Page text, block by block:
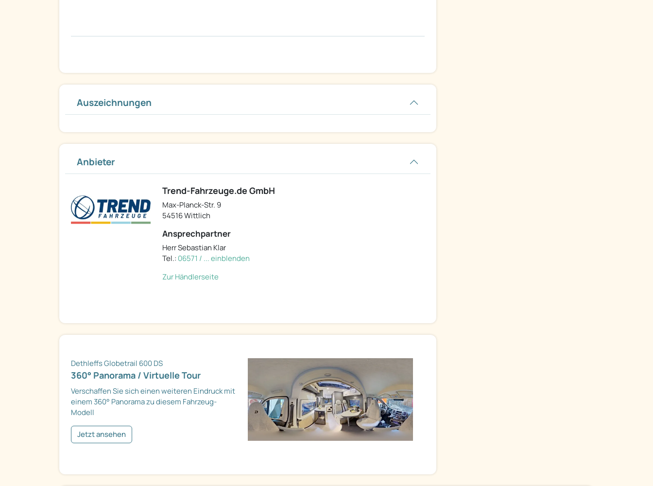
Auszeichnungen
Anbieter
Trend-Fahrzeuge.de GmbH
Max-Planck-Str. 9
54516 Wittlich
Ansprechpartner
Herr Sebastian Klar
Tel.: 06571 / ... einblenden
Zur Händlerseite
Dethleffs Globetrail 600 DS
360° Panorama / Virtuelle Tour
Verschaffen Sie sich einen weiteren Eindruck mit
einem 360° Panorama zu diesem Fahrzeug-
Modell
Jetzt ansehen